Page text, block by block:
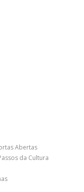
Abertas
da Cultura